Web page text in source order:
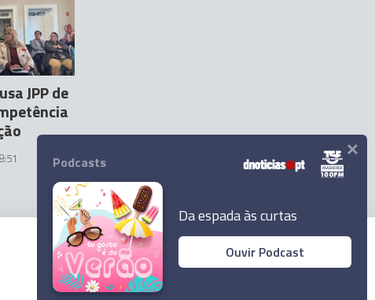
JPP de
© 2025 Empresa Diário de Notícias, Lda.
Podcasts
Da espada às curtas
Ouvir Podcast
×